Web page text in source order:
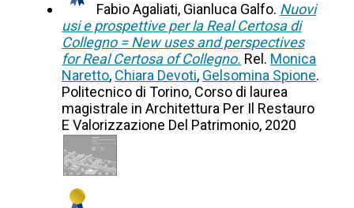
Fabio Agaliati, Gianluca Galfo. Nuovi
usi e prospettive per la Real Certosa di
Collegno = New uses and perspectives
for Real Certosa of Collegno. Rel. Monica
Naretto, Chiara Devoti, Gelsomina Spione.
Politecnico di Torino, Corso di laurea
magistrale in Architettura Per Il Restauro
E Valorizzazione Del Patrimonio, 2020